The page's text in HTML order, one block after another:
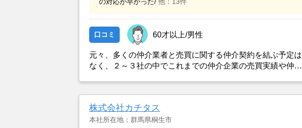
口コミ 60才以上/男性
元々、多くの仲介業者と売買に関する仲介契約を結ぶ予定は
なく、２～３社の中でこれまでの仲介企業の売買実績や仲介
株式会社カチタス
本社所在地：群馬県桐生市